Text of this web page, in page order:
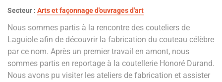
Secteur : Arts et façonnage d'ouvrages d'art
Nous sommes partis à la rencontre des couteliers de
Laguiole afin de découvrir la fabrication du couteau célèbre
par ce nom. Après un premier travail en amont, nous
sommes partis en reportage à la coutellerie Honoré Durand.
Nous avons pu visiter les ateliers de fabrication et assister